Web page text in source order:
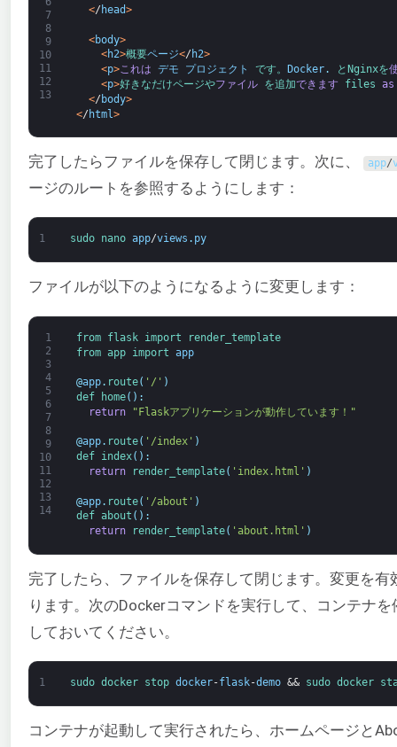
7
8
9
10
11
12
13
</ head>
<body>
<h2>概要ページ</ h2>
<p>これは デモ プロジェクト です。 Docker. と Nginxを
<p>好きなだけページやファイル を追加できます files as
</ body>
</ html >
完了したらファイルを保存して閉じます。次に、 app/
ージのルートを参照するようにします：
1 sudo nano app/views . py
ファイルが以下のようになるように変更します：
1
2
3
4
5
6
7
8
9
10
11
12
13
14
from flask import
render_template
from app import app
@app. route( '/' )
def
home( ) :
return
"Flaskアプリケーションが動作しています！"
@app. route( '/index' )
def index( ) :
return
render_template( 'index.html' )
@app. route( '/about' )
def about ( ) :
return
render_template( 'about.html' )
完了したら、ファイルを保存して閉じます。変更を
ります。次のDockerコマンドを実行して、コンテナ
しておいてください。
1 sudo docker stop docker-flask-demo && sudo docker
コンテナが起動して実行されたら、ホームページと